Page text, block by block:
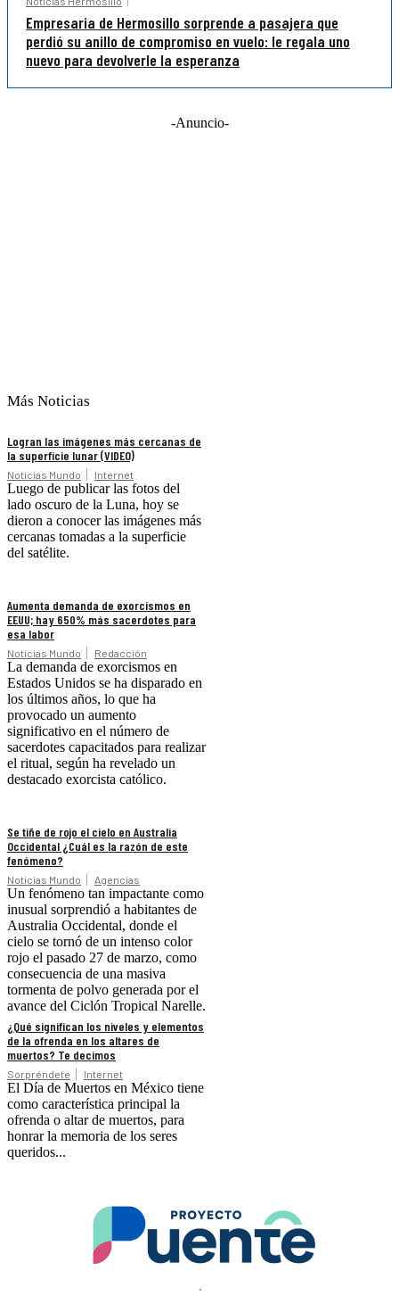
Empresaria de Hermosillo sorprende a pasajera que
perdió su anillo de compromiso en vuelo: le regala uno
nuevo para devolverle la esperanza
-Anuncio-
Más Noticias
Logran las imágenes más cercanas de
la superficie lunar (VIDEO)
Noticias Mundo Internet
Luego de publicar las fotos del
lado oscuro de la Luna, hoy se
dieron a conocer las imágenes más
cercanas tomadas a la superficie
del satélite.
Aumenta demanda de exorcismos en
EEUU; hay 650% más sacerdotes para
esa labor
Noticias Mundo Redacción
La demanda de exorcismos en
Estados Unidos se ha disparado en
los últimos años, lo que ha
provocado un aumento
significativo en el número de
sacerdotes capacitados para realizar
el ritual, según ha revelado un
destacado exorcista católico.
Se tiñe de rojo el cielo en Australia
Occidental ¿Cuál es la razón de este
fenómeno?
Noticias Mundo Agencias
Un fenómeno tan impactante como
inusual sorprendió a habitantes de
Australia Occidental, donde el
cielo se tornó de un intenso color
rojo el pasado 27 de marzo, como
consecuencia de una masiva
tormenta de polvo generada por el
avance del Ciclón Tropical Narelle.
¿Qué significan los niveles y elementos
de la ofrenda en los altares de
muertos? Te decimos
Sorpréndete Internet
El Día de Muertos en México tiene
como característica principal la
ofrenda o altar de muertos, para
honrar la memoria de los seres
queridos...
.